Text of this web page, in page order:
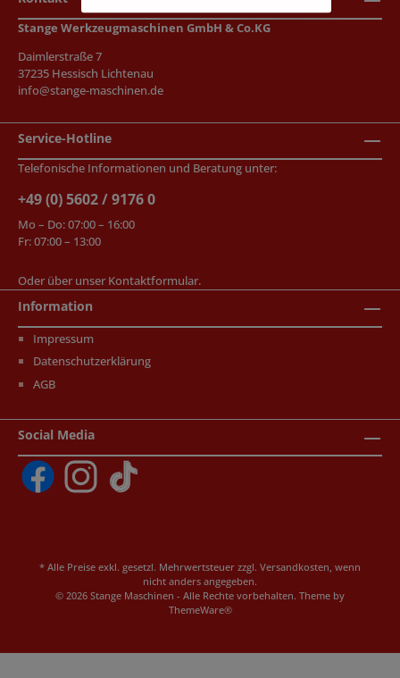
Stange Werkzeugmaschinen GmbH & Co.KG
Daimlerstraße 7
37235 Hessisch Lichtenau
info@stange-maschinen.de
Service-Hotline
Telefonische Informationen und Beratung unter:
+49 (0) 5602 / 9176 0
Mo – Do: 07:00 – 16:00
Fr: 07:00 – 13:00
Oder über unser Kontaktformular.
Information
Impressum
Datenschutzerklärung
AGB
Social Media
* Alle Preise exkl. gesetzl. Mehrwertsteuer zzgl. Versandkosten, wenn
nicht anders angegeben.
© 2026 Stange Maschinen - Alle Rechte vorbehalten. Theme by
ThemeWare®